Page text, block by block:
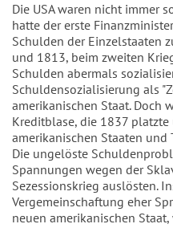
Die USA waren nicht immer
hatte der erste
Schulden der Einzelstaaten
und 1813, beim zweiten
Schulden abermals
Schuldensozialisierung als
amerikanischen Staat. Doch
Kreditblase, die 1837
amerikanischen Staaten
Die ungelöste
Spannungen wegen der
Sezessionskrieg auslösten.
Vergemeinschaftung eher
neuen amerikanischen